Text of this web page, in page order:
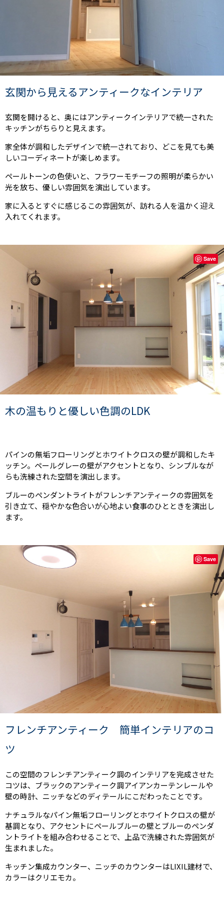
玄関から見えるアンティークなインテリア
玄関を開けると、奥にはアンティークインテリアで統一された
キッチンがちらりと見えます。
家全体が調和したデザインで統一されており、どこを見ても美
しいコーディネートが楽しめます。
ペールトーンの色使いと、フラワーモチーフの照明が柔らかい
光を放ち、優しい雰囲気を演出しています。
家に入るとすぐに感じるこの雰囲気が、訪れる人を温かく迎え
入れてくれます。
木の温もりと優しい色調のLDK
パインの無垢フローリングとホワイトクロスの壁が調和したキ
ッチン。ペールグレーの壁がアクセントとなり、シンプルなが
らも洗練された空間を演出します。
ブルーのペンダントライトがフレンチアンティークの雰囲気を
引き立て、穏やかな色合いが心地よい食事のひとときを演出し
ます。
Save
フレンチアンティーク 簡単インテリアのコ
ツ
この空間のフレンチアンティーク調のインテリアを完成させた
コツは、ブラックのアンティーク調アイアンカーテンレールや
壁の時計、ニッチなどのディテールにこだわったことです。
ナチュラルなパイン無垢フローリングとホワイトクロスの壁が
基調となり、アクセントにペールブルーの壁とブルーのペンダ
ントライトを組み合わせることで、上品で洗練された雰囲気が
生まれました。
キッチン集成カウンター、ニッチのカウンターはLIXIL建材で、
カラーはクリエモカ。
Save